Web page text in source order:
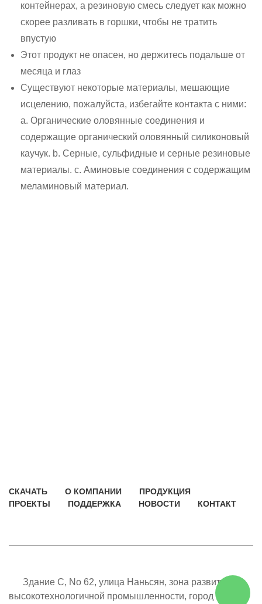
контейнерах, а резиновую смесь следует как можно
скорее разливать в горшки, чтобы не тратить
впустую
Этот продукт не опасен, но держитесь подальше от
месяца и глаз
Существуют некоторые материалы, мешающие
исцелению, пожалуйста, избегайте контакта с ними:
а. Органические оловянные соединения и
содержащие органический оловянный силиконовый
каучук. b. Серные, сульфидные и серные резиновые
материалы. c. Аминовые соединения с содержащим
меламиновый материал.
СКАЧАТЬ О КОМПАНИИ
ПРОДУКЦИЯ
ПРОЕКТЫ
ПОДДЕРЖКА НОВОСТИ КОНТАКТ
Здание C, No 62, улица Наньсян, зона развития
высокотехнологичной промышленности, город